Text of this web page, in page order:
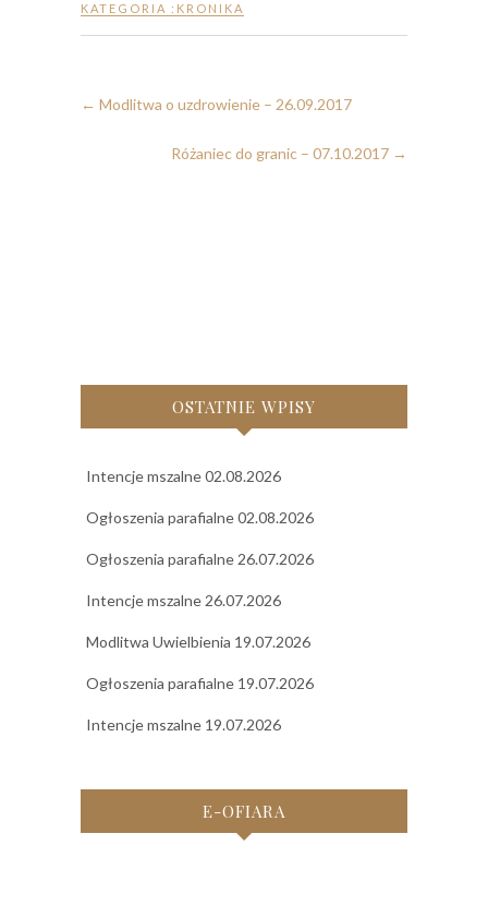
KATEGORIA : KRONIKA
← Modlitwa o uzdrowienie – 26.09.2017
Różaniec do granic – 07.10.2017 →
OSTATNIE WPISY
Intencje mszalne 02.08.2026
Ogłoszenia parafialne 02.08.2026
Ogłoszenia parafialne 26.07.2026
Intencje mszalne 26.07.2026
Modlitwa Uwielbienia 19.07.2026
Ogłoszenia parafialne 19.07.2026
Intencje mszalne 19.07.2026
E-OFIARA